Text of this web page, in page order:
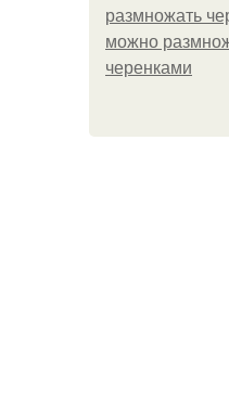
размножать
можно
черенками